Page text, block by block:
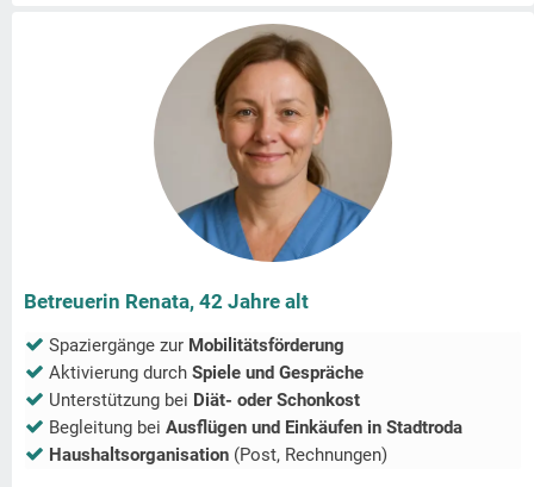
Betreuerin Renata, 42 Jahre alt
Spaziergänge zur Mobilitätsförderung
Aktivierung durch Spiele und Gespräche
Unterstützung bei Diät- oder Schonkost
Begleitung bei Ausflügen und Einkäufen in Stadtroda
Haushaltsorganisation (Post, Rechnungen)